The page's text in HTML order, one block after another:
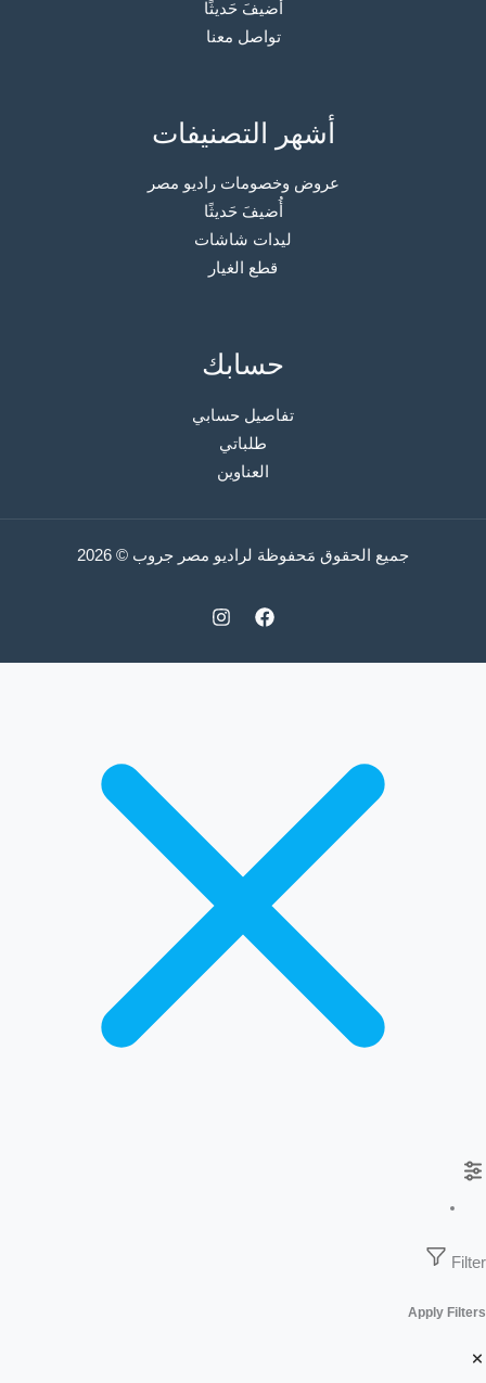
أُضيفَ حَديثًا
تواصل معنا
أشهر التصنيفات
عروض وخصومات راديو مصر
أُضيفَ حَديثًا
ليدات شاشات
قطع الغيار
حسابك
تفاصيل حسابي
طلباتي
العناوين
جميع الحقوق مَحفوظة لراديو مصر جروب © 2026
Filter
Apply Filters